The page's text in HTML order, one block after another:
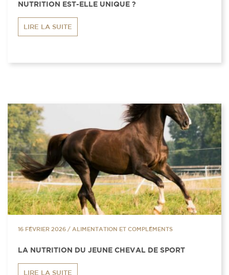
NUTRITION EST-ELLE UNIQUE ?
LIRE LA SUITE
16 FÉVRIER 2026 / ALIMENTATION ET COMPLÉMENTS
LA NUTRITION DU JEUNE CHEVAL DE SPORT
LIRE LA SUITE